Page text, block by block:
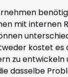
mit internen
kostet
zu entwickeln
dasselbe